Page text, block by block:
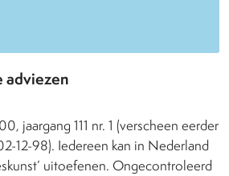
adviezen
jaargang 111 nr. 1 (verscheen eerder
12-98). Iedereen kan in Nederland
uitoefenen. Ongecontroleerd